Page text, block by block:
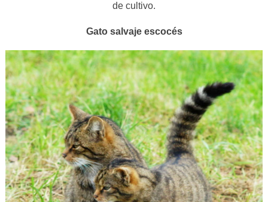
de cultivo.
Gato salvaje escocés